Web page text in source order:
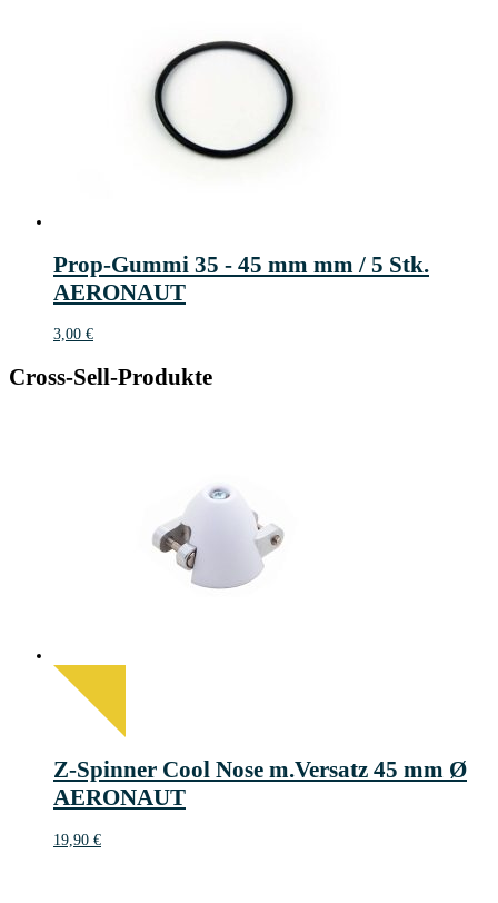
Prop-Gummi 35 - 45 mm mm / 5 Stk.
AERONAUT
3,00 €
Cross-Sell-Produkte
Z-Spinner Cool Nose m.Versatz 45 mm Ø
AERONAUT
19,90 €